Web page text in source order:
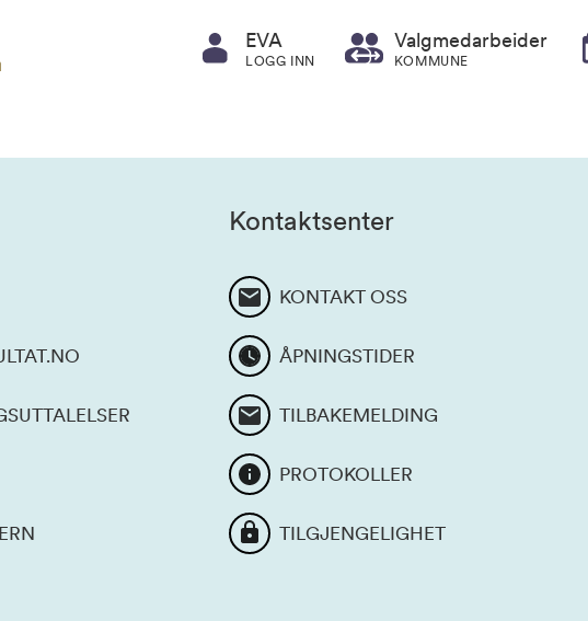
EVA
LOGG INN
Valgmedarbeider
KOMMUNE
Kontaktsenter
KONTAKT OSS
ÅPNINGSTIDER
TILBAKEMELDING
PROTOKOLLER
TILGJENGELIGHET